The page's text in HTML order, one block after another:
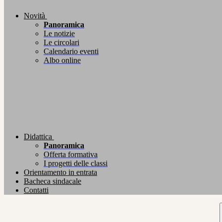
Novità
Panoramica
Le notizie
Le circolari
Calendario eventi
Albo online
Didattica
Panoramica
Offerta formativa
I progetti delle classi
Orientamento in entrata
Bacheca sindacale
Contatti